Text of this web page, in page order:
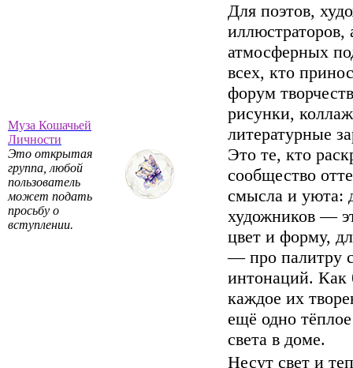
Муза Кошачьей
Личности
Это открытая
группа, любой
пользователь
может подать
просьбу о
вступлении.
Для поэтов,
иллюстраторов,
атмосферных
всех, кто
форум
рисунки,
литературные
Это те, кто
сообщество
смысла и уюта:
художников —
цвет и форму,
— про палитру
интонаций. Как
каждое их
ещё одно
света в доме.
Несут свет и